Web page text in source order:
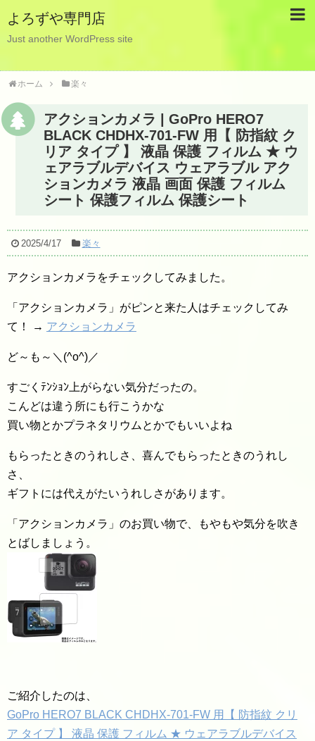
よろずや専門店
Just another WordPress site
ホーム 楽々
アクションカメラ | GoPro HERO7
BLACK CHDHX-701-FW 用【 防指紋 ク
リア タイプ 】 液晶 保護 フィルム ★ ウ
ェアラブルデバイス ウェアラブル アク
ションカメラ 液晶 画面 保護 フィルム
シート 保護フィルム 保護シート
2025/4/17 楽々
アクションカメラをチェックしてみました。
「アクションカメラ」がピンと来た人はチェックしてみ
て！ → アクションカメラ
ど～も～＼(^o^)／
すごくﾃﾝｼｮﾝ上がらない気分だったの。
こんどは違う所にも行こうかな
買い物とかプラネタリウムとかでもいいよね
もらったときのうれしさ、喜んでもらったときのうれし
さ、
ギフトには代えがたいうれしさがあります。
「アクションカメラ」のお買い物で、もやもや気分を吹き
とばしましょう。
ご紹介したのは、
GoPro HERO7 BLACK CHDHX-701-FW 用【 防指紋 クリ
ア タイプ 】 液晶 保護 フィルム ★ ウェアラブルデバイス